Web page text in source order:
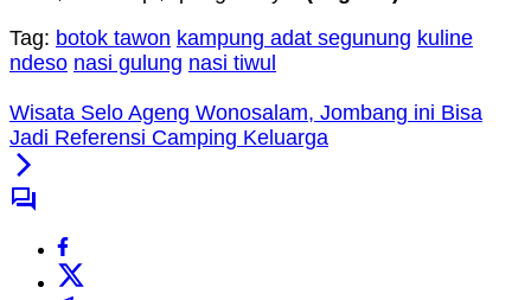
Tag: botok tawon kampung adat segunung kuline
ndeso nasi gulung nasi tiwul
Wisata Selo Ageng Wonosalam, Jombang ini Bisa
Jadi Referensi Camping Keluarga